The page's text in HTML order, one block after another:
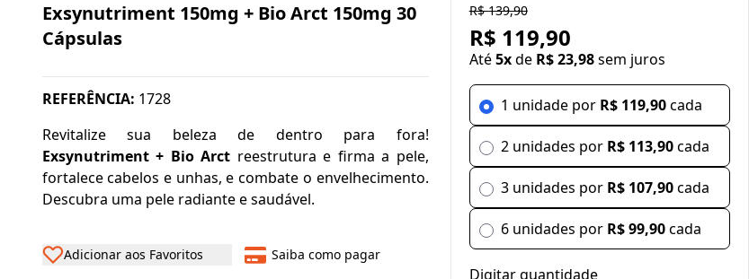
Exsynutriment 150mg + Bio Arct 150mg 30
Cápsulas
REFERÊNCIA: 1728
Revitalize sua beleza de dentro para fora!
Exsynutriment + Bio Arct reestrutura e firma a pele,
fortalece cabelos e unhas, e combate o envelhecimento.
Descubra uma pele radiante e saudável.
Adicionar aos Favoritos Saiba como pagar
R$ 139,90
R$ 119,90
Até5xde R$ 23,98sem juros
1 unidade por R$ 119,90cada
2 unidades por R$ 113,90cada
3 unidades por R$ 107,90cada
6 unidades por R$ 99,90cada
Digitar quantidade